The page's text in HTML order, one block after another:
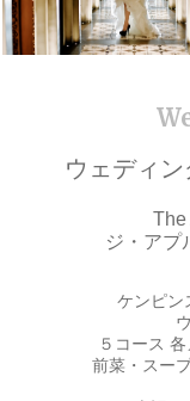
ウェディ
The
ジ・アプ
ケンピン
５コース
前菜・スー